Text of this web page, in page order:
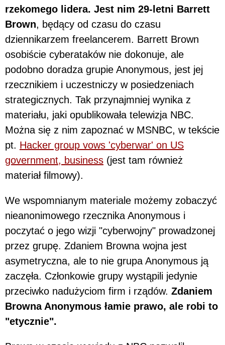
rzekomego lidera. Jest nim 29-letni Barrett
Brown, będący od czasu do czasu
dziennikarzem freelancerem. Barrett Brown
osobiście cyberataków nie dokonuje, ale
podobno doradza grupie Anonymous, jest jej
rzecznikiem i uczestniczy w posiedzeniach
strategicznych. Tak przynajmniej wynika z
materiału, jaki opublikowała telewizja NBC.
Można się z nim zapoznać w MSNBC, w tekście
pt. Hacker group vows 'cyberwar' on US
government, business (jest tam również
materiał filmowy).
We wspomnianym materiale możemy zobaczyć
nieanonimowego rzecznika Anonymous i
poczytać o jego wizji "cyberwojny" prowadzonej
przez grupę. Zdaniem Browna wojna jest
asymetryczna, ale to nie grupa Anonymous ją
zaczęła. Członkowie grupy wystąpili jedynie
przeciwko nadużyciom firm i rządów. Zdaniem
Browna Anonymous łamie prawo, ale robi to
"etycznie".